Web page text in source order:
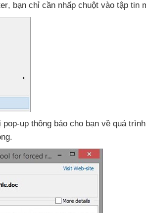
, bạn chỉ cần nhấp chuột vào tập tin
pop-up thông báo cho bạn về quá